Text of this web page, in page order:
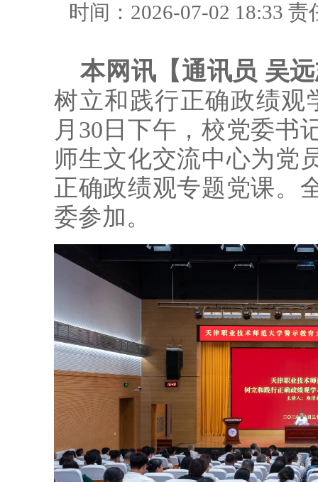
时间：2026-07-02 18:33 责
本网讯【通讯员 吴
树立和践行正确政绩观
月30日下午，校党委书
师生文化交流中心为党
正确政绩观专题党课。
委参加。